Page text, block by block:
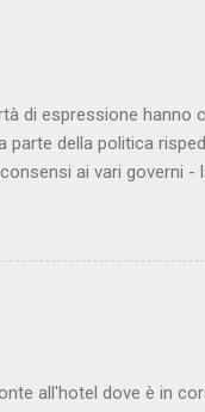
di espressione hanno
parte della politica
ai vari governi -
è proprizio perché
li per mettere la
, dai miliardi da
a farsi riprendere
all'hotel dove è in